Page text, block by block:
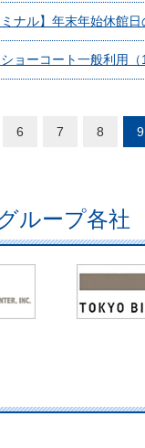
ナル】年末年始休館日
ショーコート一般利用
6 7 8 9
ループ各社